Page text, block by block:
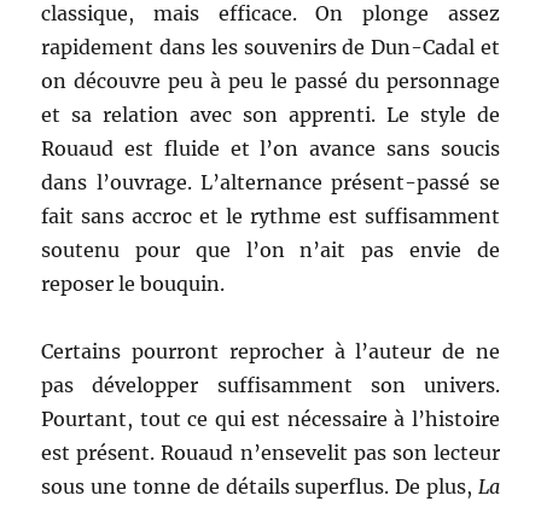
classique, mais efficace. On plonge assez
rapidement dans les souvenirs de Dun-Cadal et
on découvre peu à peu le passé du personnage
et sa relation avec son apprenti. Le style de
Rouaud est fluide et l’on avance sans soucis
dans l’ouvrage. L’alternance présent-passé se
fait sans accroc et le rythme est suffisamment
soutenu pour que l’on n’ait pas envie de
reposer le bouquin.
Certains pourront reprocher à l’auteur de ne
pas développer suffisamment son univers.
Pourtant, tout ce qui est nécessaire à l’histoire
est présent. Rouaud n’ensevelit pas son lecteur
sous une tonne de détails superflus. De plus, La